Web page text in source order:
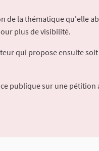
de la thématique qu'elle
plus de visibilité.
qui propose ensuite soit
publique sur une pétition